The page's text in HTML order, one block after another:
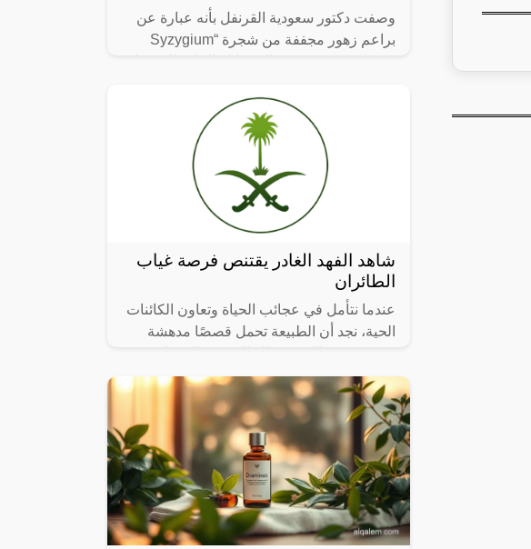
وصفت دكتور سعودية القرنفل بأنه عبارة عن
براعم زهور مجففة من شجرة “Syzygium
شاهد الفهد الغادر يقتنص فرصة غياب
الطائران
عندما نتأمل في عجائب الحياة وتعاون الكائنات
الحية، نجد أن الطبيعة تحمل قصصًا مدهشة
فيها العطاء والرعاية الأبوية، تشعرنا